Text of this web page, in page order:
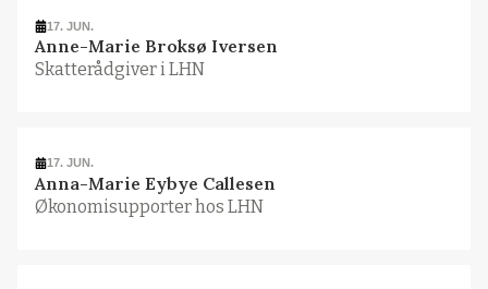
17. JUN.
Anne-Marie Broksø Iversen
Skatterådgiver i LHN
17. JUN.
Anna-Marie Eybye Callesen
Økonomisupporter hos LHN